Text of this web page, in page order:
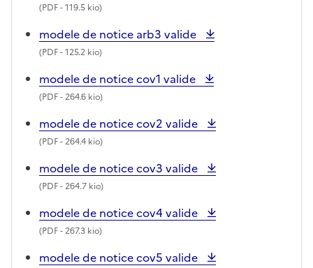
(PDF- 119.5 kio)
modele de notice arb3 valide
(PDF- 125.2 kio)
modele de notice cov1 valide
(PDF- 264.6 kio)
modele de notice cov2 valide
(PDF- 264.4 kio)
modele de notice cov3 valide
(PDF- 264.7 kio)
modele de notice cov4 valide
(PDF- 267.3 kio)
modele de notice cov5 valide